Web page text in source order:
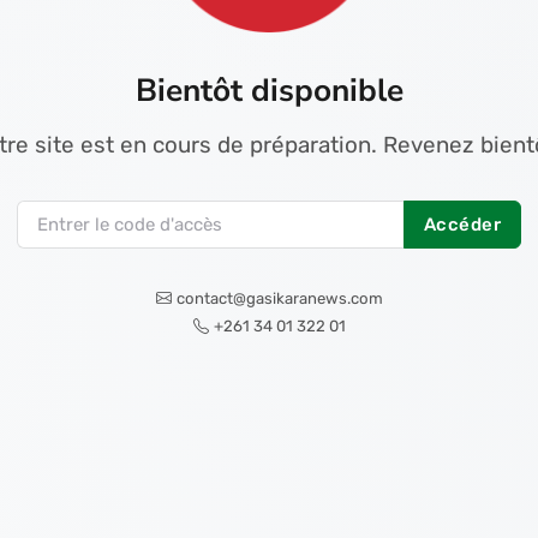
Bientôt disponible
site est en cours de préparation. Revenez
Accéder
contact@gasikaranews.com
+261 34 01 322 01